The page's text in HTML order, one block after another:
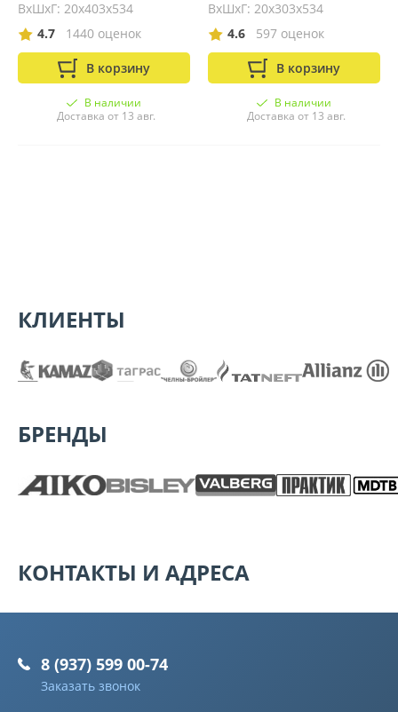
ВхШхГ: 20х403х534
4.7
1440 оценок
В корзину
В наличии
Доставка от 13 авг.
ВхШхГ: 20х303х534
4.6
597 оценок
В корзину
В наличии
Доставка от 13 авг.
КЛИЕНТЫ
БРЕНДЫ
КОНТАКТЫ И АДРЕСА
8 (937) 599 00-74
Заказать звонок